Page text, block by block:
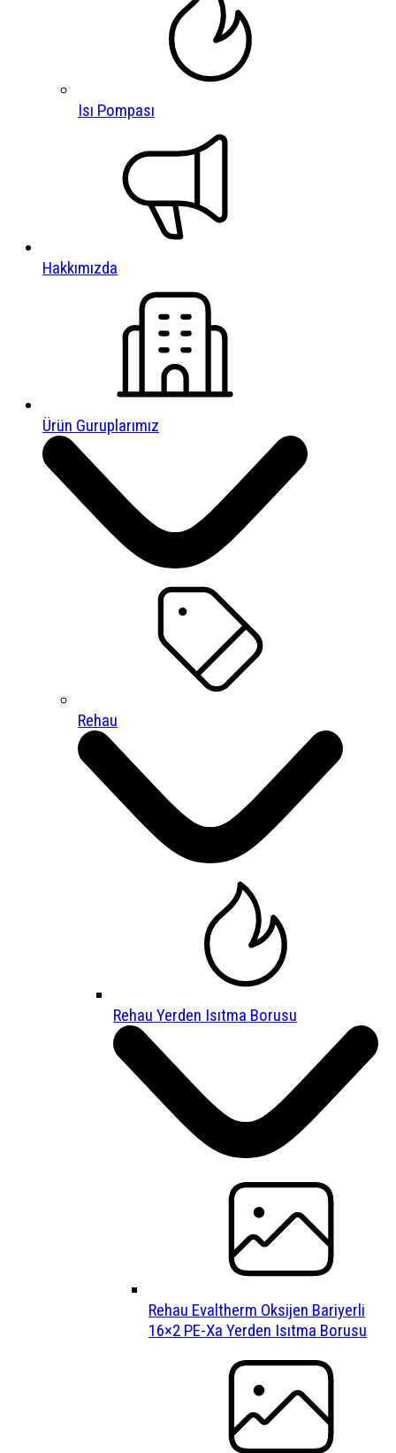
Isı Pompası
Hakkımızda
Ürün Guruplarımız
Rehau
Rehau Yerden Isıtma Borusu
Rehau Evaltherm Oksijen Bariyerli
16×2 PE-Xa Yerden Isıtma Borusu